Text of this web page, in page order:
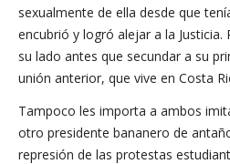
sexualmente de ella desde que
encubrió y logró alejar a la Justicia.
su lado antes que secundar a su
unión anterior, que vive en Costa
Tampoco les importa a ambos
otro presidente bananero de
represión de las protestas